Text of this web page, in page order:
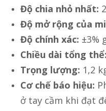
Độ chia nhỏ nhất:
Độ mở rộng của
Độ chính xác: ±3%
Chiều dài tổng thể:
Trọng lượng: 1,2
Cơ chế báo hiệu:
ở tay cầm khi đạt